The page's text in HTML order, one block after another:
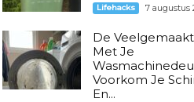
Lifehacks 7 augustus
De
Met Je
Voorkom Je
En...